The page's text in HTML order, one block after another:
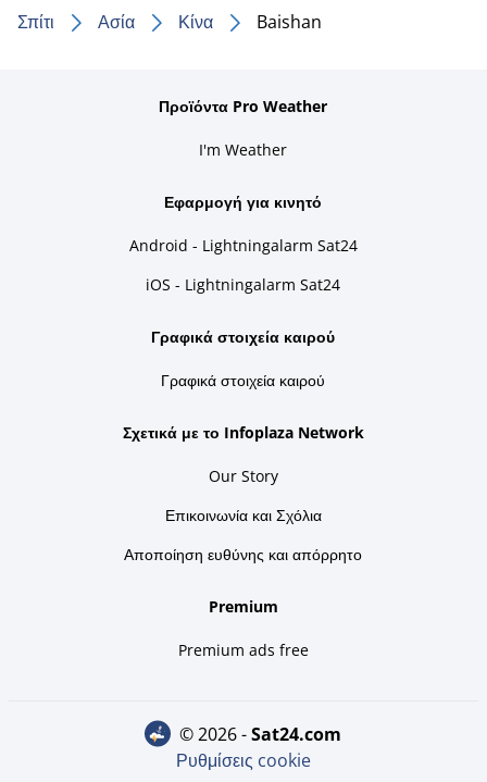
Σπίτι Ασία Κίνα Baishan
Προϊόντα Pro Weather
I'm Weather
Εφαρμογή για κινητό
Android - Lightningalarm Sat24
iOS - Lightningalarm Sat24
Γραφικά στοιχεία καιρού
Γραφικά στοιχεία καιρού
Σχετικά με το Infoplaza Network
Our Story
Επικοινωνία και Σχόλια
Αποποίηση ευθύνης και απόρρητο
Premium
Premium ads free
© 2026 - sat24.com
Ρυθμίσεις cookie